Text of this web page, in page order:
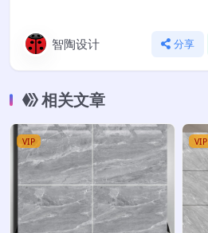
智陶设计 分享
相关文章
VIP VIP